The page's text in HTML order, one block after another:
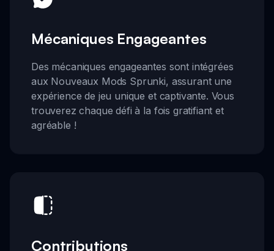
Mécaniques Engageantes
Des mécaniques engageantes sont intégrées
aux Nouveaux Mods Sprunki, assurant une
expérience de jeu unique et captivante. Vous
trouverez chaque défi à la fois gratifiant et
agréable !
Contributions